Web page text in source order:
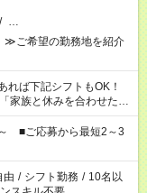
/ …
≫ご希望の勤務地を紹介
」 「できれば残業はし
ワーク希望
間と、もう1つのお仕事
場合は応募できません。
■ご応募から最短2～3
由 / シフト勤務 / 10名以